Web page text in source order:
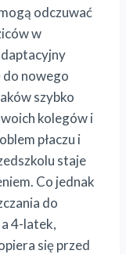
odczuwać
w
nowego
szybko
kolegów i
płaczu i
staje
Co jednak
do
4-latek,
się przed